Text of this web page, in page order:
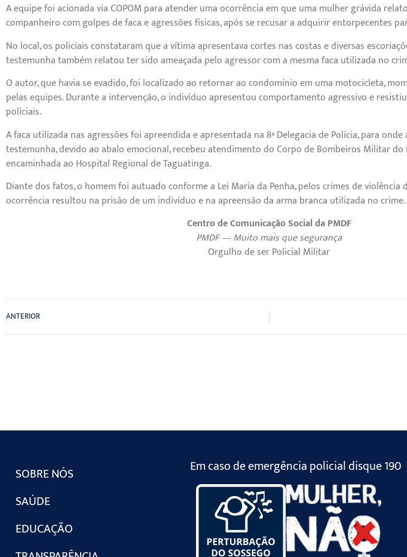
A equipe foi acionada via COPOM para atender uma ocorrência em que uma mulher grávida
companheiro com golpes de faca e agressões físicas, após se recusar a adquirir entorpecentes
No local, os policiais constataram que a vítima apresentava cortes nas costas e diversas
testemunha também relatou ter sido ameaçada pelo agressor com a mesma faca utilizada no
O autor, que havia se evadido, foi localizado ao retornar ao condomínio em uma motocicleta,
pelas equipes. Durante a intervenção, o indivíduo apresentou comportamento agressivo e
policiais.
A faca utilizada nas agressões foi apreendida e apresentada na 8ª Delegacia de Polícia, para
testemunha, devido ao abalo emocional, recebeu atendimento do Corpo de Bombeiros Militar do
encaminhada ao Hospital Regional de Taguatinga.
Diante dos fatos, o homem foi autuado conforme a Lei Maria da Penha, pelos crimes de violência
ocorrência resultou na prisão de um indivíduo e na apreensão da arma branca utilizada no crime.
Centro de Comunicação Social da PMDF
PMDF — Muito mais que segurança
Orgulho de ser Policial Militar
ANTERIOR
SOBRE NÓS
SAÚDE
EDUCAÇÃO
Em caso de emergência policial disque 190